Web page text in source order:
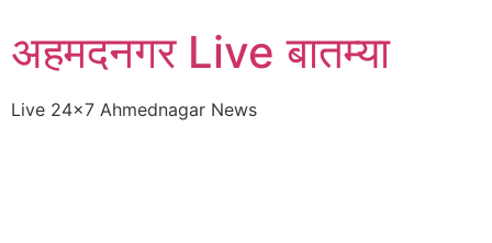
to
content
अहमदनगर Live बातम्या
Live 24×7 Ahmednagar News